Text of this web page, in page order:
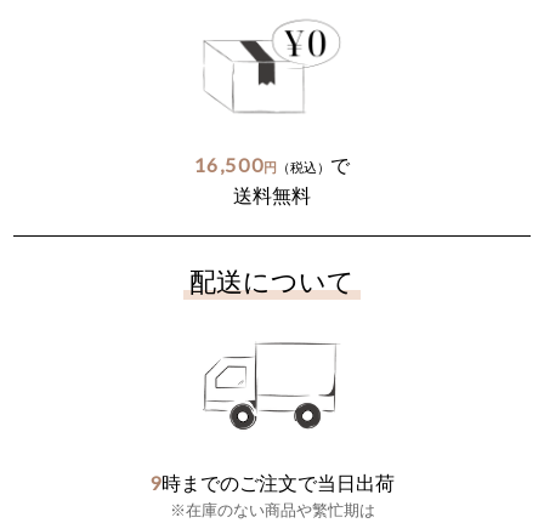
16,500円 （税込） で
送料無料
配送について
9時までのご注文で当日出荷
※在庫のない商品や繁忙期は